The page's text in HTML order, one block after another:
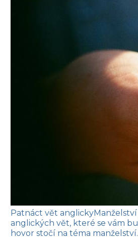
Patnáct vět anglickyManželství
anglických vět, které se vám
hovor stočí na téma manželství.